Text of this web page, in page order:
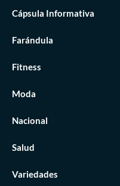
Cápsula Informativa
Farándula
Fitness
Moda
Nacional
Salud
Variedades